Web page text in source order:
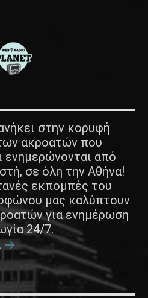
στην κορυφή
ακροατών που
ενημερώνονται από
σε όλη την Αθήνα!
εκπομπές του
μας καλύπτουν
για ενημέρωση
24/7.